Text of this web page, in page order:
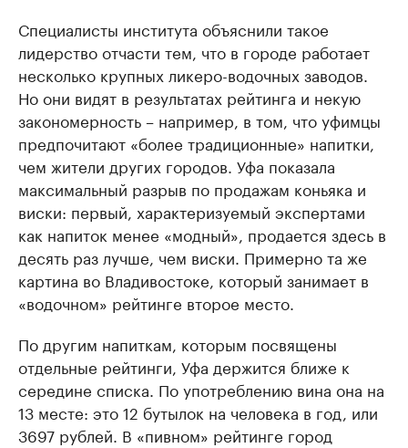
Специалисты института объяснили такое
лидерство отчасти тем, что в городе работает
несколько крупных ликеро-водочных заводов.
Но они видят в результатах рейтинга и некую
закономерность – например, в том, что уфимцы
предпочитают «более традиционные» напитки,
чем жители других городов. Уфа показала
максимальный разрыв по продажам коньяка и
виски: первый, характеризуемый экспертами
как напиток менее «модный», продается здесь в
десять раз лучше, чем виски. Примерно та же
картина во Владивостоке, который занимает в
«водочном» рейтинге второе место.
По другим напиткам, которым посвящены
отдельные рейтинги, Уфа держится ближе к
середине списка. По употреблению вина она на
13 месте: это 12 бутылок на человека в год, или
3697 рублей. В «пивном» рейтинге город